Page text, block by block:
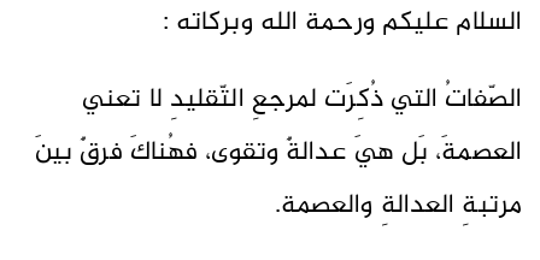
السلام عليكم ورحمة الله وبركاته :
الصّفاتُ التي ذُكِرَت لمرجعِ التّقليدِ لا تعني
العصمةَ، بَل هيَ عدالةٌ وتقوى، فهُناكَ فرقٌ بينَ
مرتبةِ العدالةِ والعصمة.